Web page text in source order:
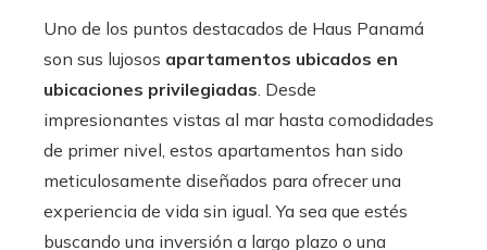
Uno de los puntos destacados de Haus Panamá
son sus lujosos apartamentos ubicados en
ubicaciones privilegiadas. Desde
impresionantes vistas al mar hasta comodidades
de primer nivel, estos apartamentos han sido
meticulosamente diseñados para ofrecer una
experiencia de vida sin igual. Ya sea que estés
buscando una inversión a largo plazo o una